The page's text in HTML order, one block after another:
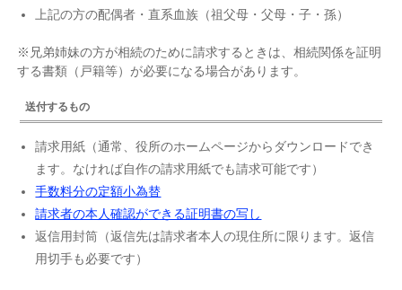
上記の方の配偶者・直系血族（祖父母・父母・子・孫）
※兄弟姉妹の方が相続のために請求するときは、相続関係を証明
する書類（戸籍等）が必要になる場合があります。
送付するもの
請求用紙（通常、役所のホームページからダウンロードでき
ます。なければ自作の請求用紙でも請求可能です）
手数料分の定額小為替
請求者の本人確認ができる証明書の写し
返信用封筒（返信先は請求者本人の現住所に限ります。返信
用切手も必要です）